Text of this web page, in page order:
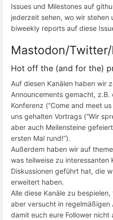
Issues und Milestones auf
jederzeit sehen, wo wir stehen
biweekly reports auf diese
Mastodon/
Hot off the (and for the)
Auf diesen Kanälen haben wir
Announcements gemacht,
Konferenz (“Come and meet
uns gehalten Vortrags (“Wir
aber auch Meilensteine
ersten Mal rund!”).
Außerdem haben wir auf
was teilweise zu interessanten
Diskussionen geführt hat, die
erweitert haben.
Alle diese Kanäle zu
aber versucht in
damit euch eure Follower nicht